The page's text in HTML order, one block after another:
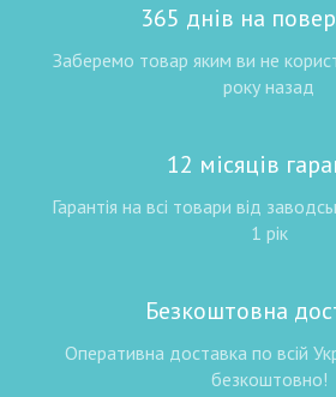
365 днів на
Заберемо товар яким ви не
року назад
12 місяців
Гарантія на всі товари від
1 рік
Безкоштовна
Оперативна доставка по всій
безкоштовно!